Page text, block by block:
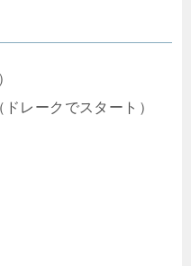
レークでスタート）